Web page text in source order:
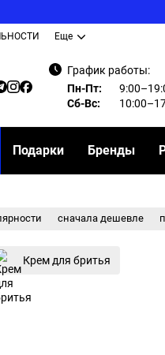
Еще
График работы:
Пн-Пт:
Сб-Вс:
Подарки Бренды
сначала дешевле
Крем для бритья